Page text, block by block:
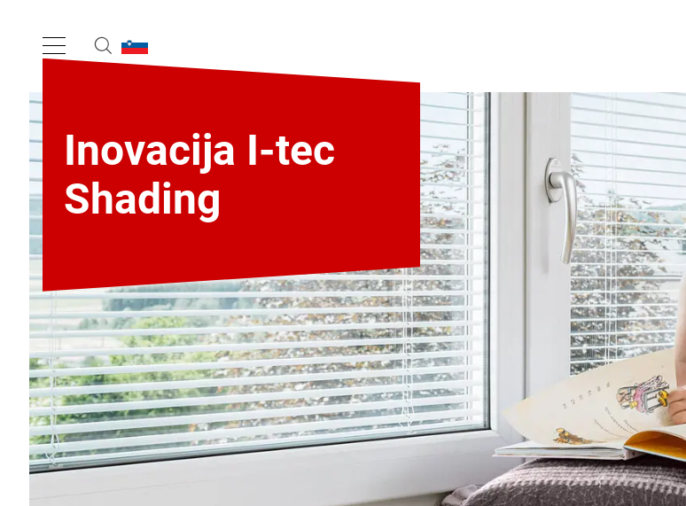
Inovacija I-tec
Shading